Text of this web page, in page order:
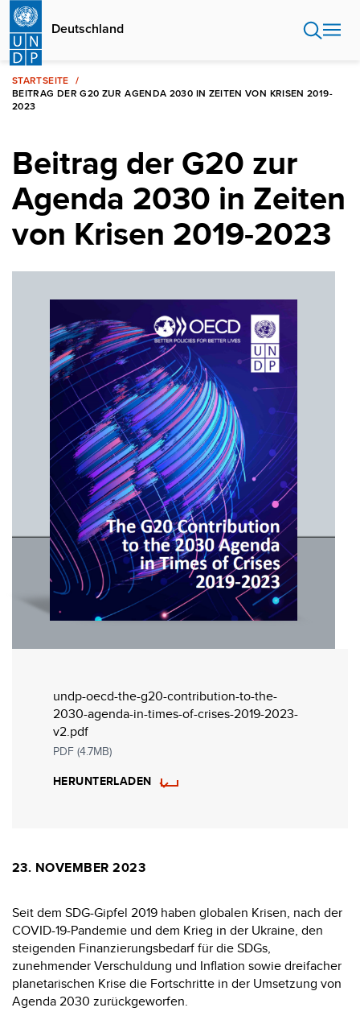
Direkt
zum
Inhalt
Deutschland
STARTSEITE
BEITRAG DER G20 ZUR AGENDA 2030 IN ZEITEN VON KRISEN 2019-
2023
Beitrag der G20 zur
Agenda 2030 in Zeiten
von Krisen 2019-2023
undp-oecd-the-g20-contribution-to-the-
2030-agenda-in-times-of-crises-2019-2023-
v2.pdf
PDF (4.7MB)
HERUNTERLADEN
23. NOVEMBER 2023
Seit dem SDG-Gipfel 2019 haben globalen Krisen, nach der
COVID-19-Pandemie und dem Krieg in der Ukraine, den
steigenden Finanzierungsbedarf für die SDGs,
zunehmender Verschuldung und Inflation sowie dreifacher
planetarischen Krise die Fortschritte in der Umsetzung von
Agenda 2030 zurückgeworfen.